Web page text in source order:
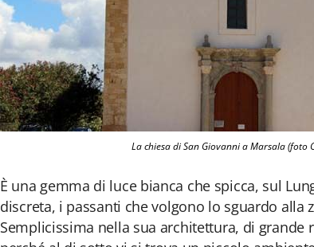
La chiesa di San Giovanni a Marsala (foto
​È una gemma di luce bianca che spicca, sul
discreta, i passanti che volgono lo sguardo alla
Semplicissima nella sua architettura, di grande